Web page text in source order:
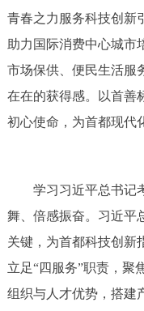
青春之力服务科技创新
助力国际消费中心城市
市场保供、便民生活服
在在的获得感。以首善
初心使命，为首都现代
学习习近平总书记考
舞、倍感振奋。习近平
关键，为首都科技创新
立足“四服务”职责，聚
组织与人才优势，搭建